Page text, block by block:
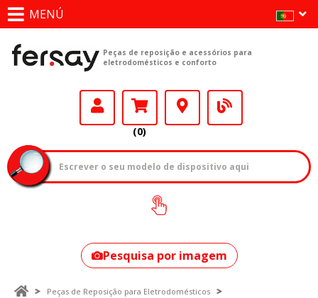
MENÚ
Peças de reposição e acessórios para
eletrodomésticos e conforto
(0)
Como encontrar
o seu modelo?
Pesquisa por imagem
Peças de Reposição para Eletrodomésticos